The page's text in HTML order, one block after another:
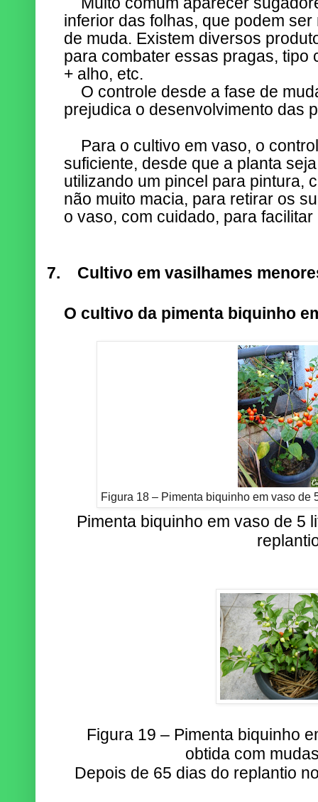
inferior das folhas, que podem
de muda. Existem diversos
para combater essas pragas, tipo
+ alho, etc.
O controle desde a fase de
prejudica o desenvolvimento das
Para o cultivo em vaso, o
suficiente, desde que a planta
utilizando um pincel para pintura,
não muito macia, para retirar os
o vaso, com cuidado, para
7. Cultivo em vasilhames
O cultivo da pimenta biquinho
Figura 18 – Pimenta biquinho em vaso de
Pimenta biquinho em vaso de 5
Figura 19 – Pimenta biquinho
obtida com
Depois de 65 dias do replantio